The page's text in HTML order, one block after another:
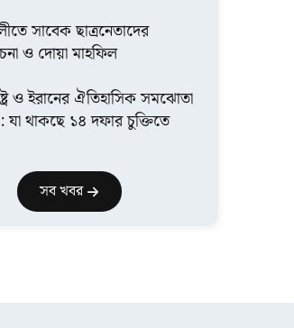
সাবেক ছাত্রনেতাদের
ও দোয়া মাহফিল
ও ইরানের ঐতিহাসিক সমঝোতা
যা থাকছে ১৪ দফার চুক্তিতে
সব খবর